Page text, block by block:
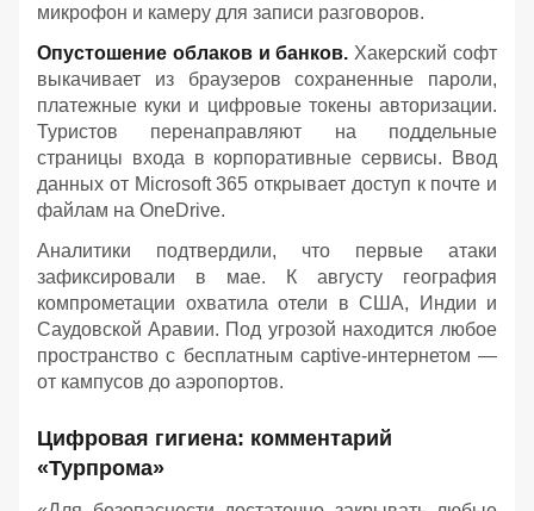
микрофон и камеру для записи разговоров.
Опустошение облаков и банков. Хакерский софт
выкачивает из браузеров сохраненные пароли,
платежные куки и цифровые токены авторизации.
Туристов перенаправляют на поддельные
страницы входа в корпоративные сервисы. Ввод
данных от Microsoft 365 открывает доступ к почте и
файлам на OneDrive.
Аналитики подтвердили, что первые атаки
зафиксировали в мае. К августу география
компрометации охватила отели в США, Индии и
Саудовской Аравии. Под угрозой находится любое
пространство с бесплатным captive-интернетом —
от кампусов до аэропортов.
Цифровая гигиена: комментарий
«Турпрома»